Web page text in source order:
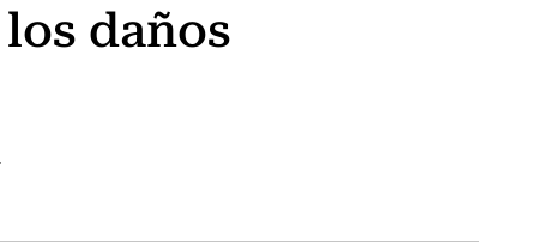
daños